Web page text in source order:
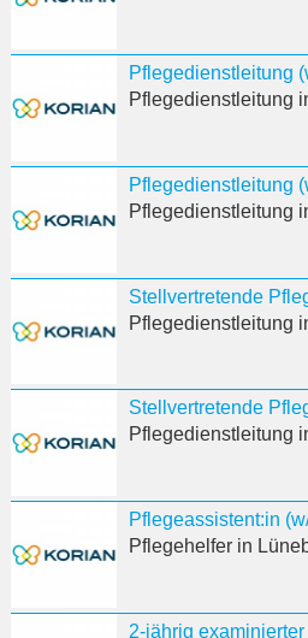
Pflegedienstleitung
Pflegedienstleitung
Pflegedienstleitung
Pflegedienstleitung
Stellvertretende
Pflegedienstleitung
Pflegedienstleitung
Pflegeassistent:in
Pflegehelferin
2-jährig